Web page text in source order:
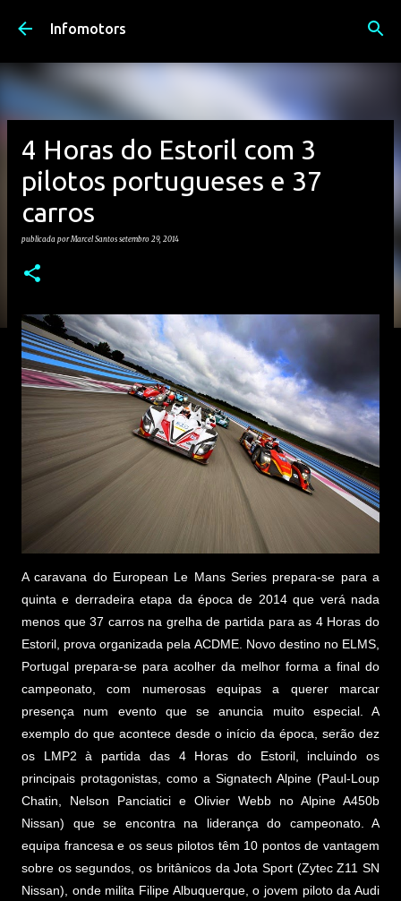
Avançar para o conteúdo principal
Infomotors
4 Horas do Estoril com 3
pilotos portugueses e 37
carros
publicada porMarcel Santos setembro 29, 2014
A caravana do European Le Mans Series prepara-se para a
quinta e derradeira etapa da época de 2014 que verá nada
menos que 37 carros na grelha de partida para as 4 Horas do
Estoril, prova organizada pela ACDME. Novo destino no ELMS,
Portugal prepara-se para acolher da melhor forma a final do
campeonato, com numerosas equipas a querer marcar
presença num evento que se anuncia muito especial. A
exemplo do que acontece desde o início da época, serão dez
os LMP2 à partida das 4 Horas do Estoril, incluindo os
principais protagonistas, como a Signatech Alpine (Paul-Loup
Chatin, Nelson Panciatici e Olivier Webb no Alpine A450b
Nissan) que se encontra na liderança do campeonato. A
equipa francesa e os seus pilotos têm 10 pontos de vantagem
sobre os segundos, os britânicos da Jota Sport (Zytec Z11 SN
Nissan), onde milita Filipe Albuquerque, o jovem piloto da Audi